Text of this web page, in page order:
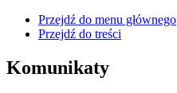
Przejdź do menu głównego
Przejdź do treści
Komunikaty